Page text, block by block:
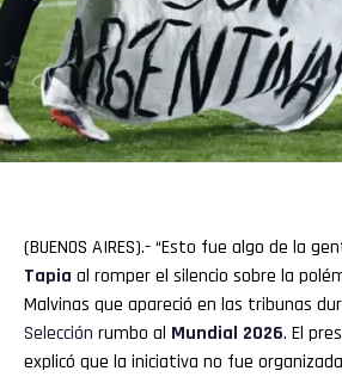
(BUENOS AIRES).- “Esto fue algo de la
Tapia al romper el silencio sobre la
Malvinas que apareció en las tribunas
Selección rumbo al Mundial 2026. El
explicó que la iniciativa no fue